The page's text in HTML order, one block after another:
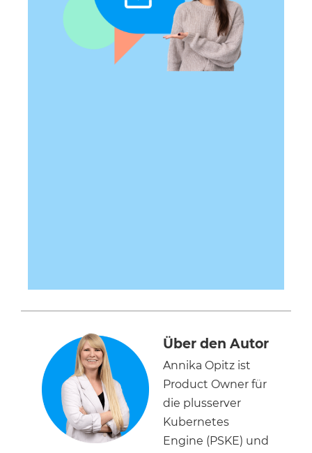
Über den Autor
Annika Opitz ist
Product Owner für
die plusserver
Kubernetes
Engine (PSKE) und